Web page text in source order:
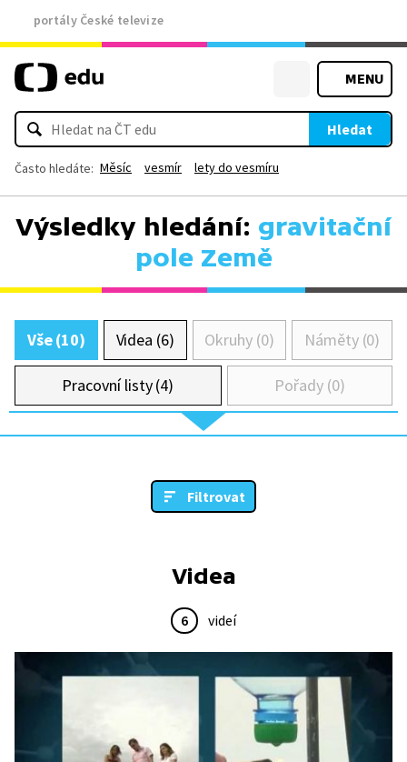
portály České televize
MENU
Hledat
Často hledáte: Měsíc vesmír lety do vesmíru
Výsledky hledání: gravitační
pole Země
Vše (10) Videa (6) Okruhy (0) Náměty (0)
Pracovní listy (4) Pořady (0)
Filtrovat
Videa
6 videí